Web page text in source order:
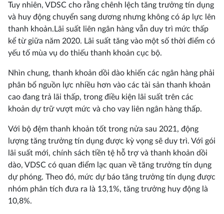
Tuy nhiên, VDSC cho rằng chênh lệch tăng trưởng tín dụng
và huy động chuyển sang dương nhưng không có áp lực lên
thanh khoản.Lãi suất liên ngân hàng vẫn duy trì mức thấp
kể từ giữa năm 2020. Lãi suất tăng vào một số thời điểm có
yếu tố mùa vụ do thiếu thanh khoản cục bộ.
Nhìn chung, thanh khoản dồi dào khiến các ngân hàng phải
phân bổ nguồn lực nhiều hơn vào các tài sản thanh khoản
cao đang trả lãi thấp, trong điều kiện lãi suất trên các
khoản dự trữ vượt mức và cho vay liên ngân hàng thấp.
Với bộ đệm thanh khoản tốt trong nửa sau 2021, động
lượng tăng trưởng tín dụng được kỳ vọng sẽ duy trì. Với gói
lãi suất mới, chính sách tiền tệ hỗ trợ và thanh khoản dồi
dào, VDSC có quan điểm lạc quan về tăng trưởng tín dụng
dự phóng. Theo đó, mức dự báo tăng trưởng tín dụng được
nhóm phân tích đưa ra là 13,1%, tăng trưởng huy động là
10,8%.